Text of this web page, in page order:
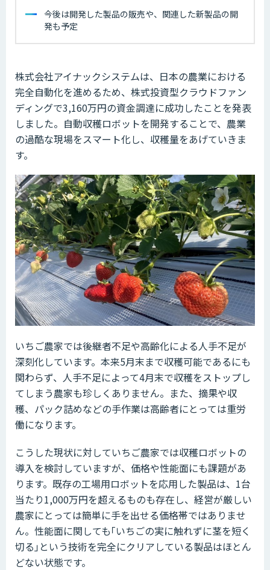
今後は開発した製品の販売や、関連した新製品の開
発も予定
株式会社アイナックシステムは、日本の農業における
完全自動化を進めるため、株式投資型クラウドファン
ディングで3,160万円の資金調達に成功したことを発表
しました。自動収穫ロボットを開発することで、農業
の過酷な現場をスマート化し、収穫量をあげていきま
す。
いちご農家では後継者不足や高齢化による人手不足が
深刻化しています。本来5月末まで収穫可能であるにも
関わらず、人手不足によって4月末で収穫をストップし
てしまう農家も珍しくありません。また、摘果や収
穫、パック詰めなどの手作業は高齢者にとっては重労
働になります。
こうした現状に対していちご農家では収穫ロボットの
導入を検討していますが、価格や性能面にも課題があ
ります。既存の工場用ロボットを応用した製品は、1台
当たり1,000万円を超えるものも存在し、経営が厳しい
農家にとっては簡単に手を出せる価格帯ではありませ
ん。性能面に関しても｢いちごの実に触れずに茎を短く
切る｣という技術を完全にクリアしている製品はほとん
どない状態です。